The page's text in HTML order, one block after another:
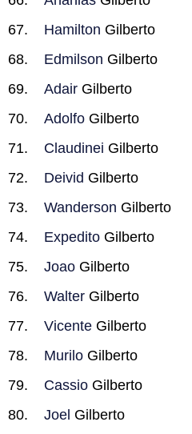
Hamilton Gilberto
Edmilson Gilberto
Adair Gilberto
Adolfo Gilberto
Claudinei Gilberto
Deivid Gilberto
Wanderson Gilberto
Expedito Gilberto
Joao Gilberto
Walter Gilberto
Vicente Gilberto
Murilo Gilberto
Cassio Gilberto
Joel Gilberto